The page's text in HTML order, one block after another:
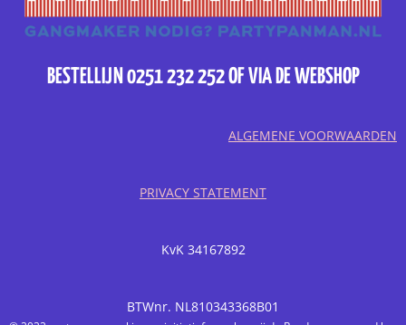
BESTELLIJN 0251 232 252 OF VIA DE WEBSHOP
ALGEMENE VOORWAARDEN
PRIVACY STATEMENT
KvK 34167892
BTWnr. NL810343368B01